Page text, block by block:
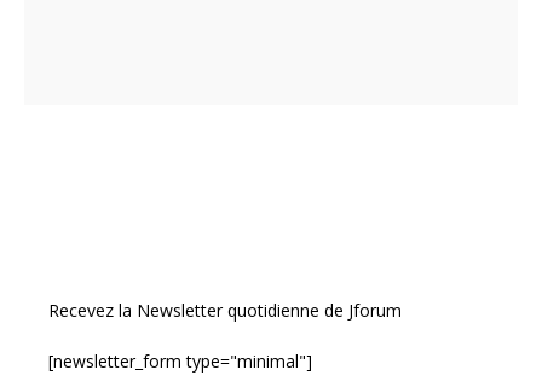
Recevez la Newsletter quotidienne de Jforum
[newsletter_form type="minimal"]